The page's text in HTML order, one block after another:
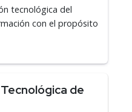
tecnológica del
con el propósito
de